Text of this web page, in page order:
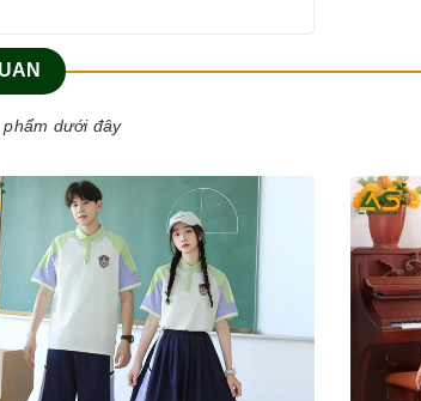
dưới đây